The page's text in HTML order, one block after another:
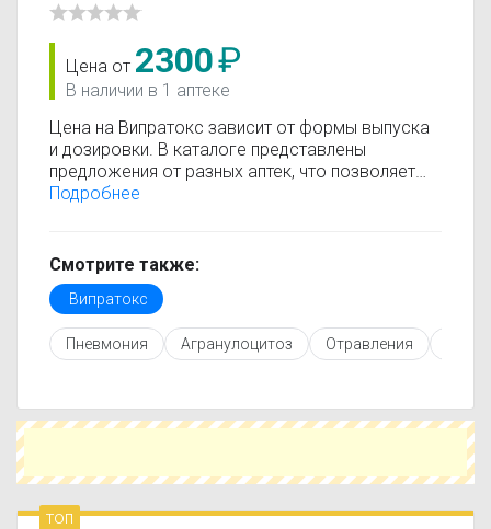
Цена от 2300₽
В наличии в 1 аптеке
Цена на Випратокс зависит от формы выпуска
и дозировки. В каталоге представлены
предложения от разных аптек, что позволяет
быстро найти, где купить Випратокс по
только актуальные данные.
Перед покупкой рекомендуется ознакомиться с
инструкцией по применению, показаниями и
противопоказаниями. При необходимости вы
можете подобрать аналоги Випратокс с
Чтобы купить Випратокс в ближайшей аптеке,
укажите свой город и сравните предложения.
оптимальный вариант по цене и наличию.
Подробнее
Смотрите также:
Випратокс
Пневмония Агранулоцитоз Отравления
топ